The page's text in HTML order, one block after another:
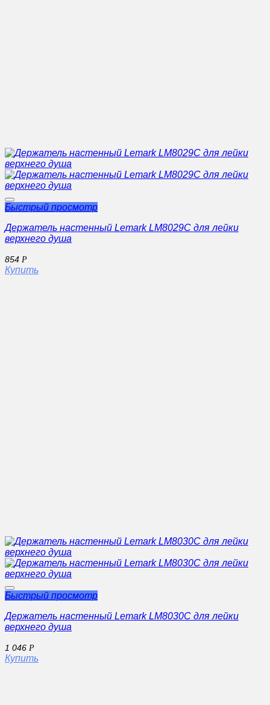
Быстрый просмотр
Держатель настенный Lemark LM8029C для лейки
верхнего душа
854 Р
Купить
Быстрый просмотр
Держатель настенный Lemark LM8030C для лейки
верхнего душа
1 046 Р
Купить